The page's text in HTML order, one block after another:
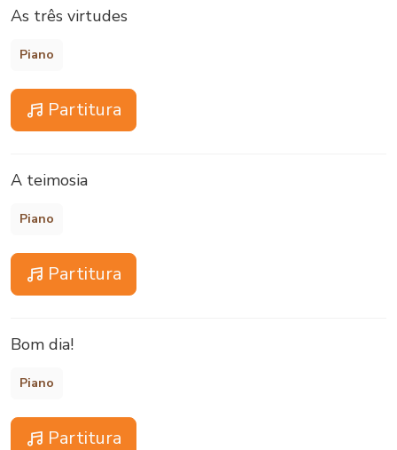
As três virtudes
Piano
Partitura
A teimosia
Piano
Partitura
Bom dia!
Piano
Partitura